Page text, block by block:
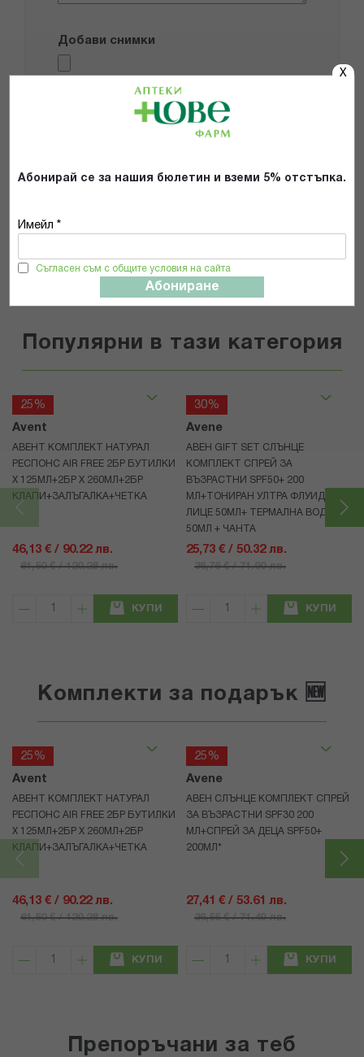
X
Абонирай се за нашия бюлетин и вземи 5% отстъпка.
Имейл *
Съгласен съм с общите условия на сайта
Абониране
Добави снимки
Препоръчвам продукта
Прочетох и се съгласявам с
Популярни в тази категория
25%
Avent
АВЕНТ КОМПЛЕКТ НАТУРАЛ
РЕСПОНС AIR FREE 2БР БУТИЛКИ
Х 125МЛ+2БР Х 260МЛ+2БР
КЛАПИ+ЗАЛЪГАЛКА+ЧЕТКА
46,13 € / 90.22 лв.
61,50 € / 120.28 лв.
КУПИ
30%
Avene
АВЕН GIFT SET СЛЪНЦЕ
КОМПЛЕКТ СПРЕЙ ЗА
ВЪЗРАСТНИ SPF50+ 200
МЛ+ТОНИРАН УЛТРА ФЛУИД ЗА
ЛИЦЕ 50МЛ+ ТЕРМАЛНА ВОДА
50МЛ + ЧАНТА
25,73 € / 50.32 лв.
36,76 € / 71.90 лв.
КУПИ
Комплекти за подарък 🆕
25%
Avent
АВЕНТ КОМПЛЕКТ НАТУРАЛ
РЕСПОНС AIR FREE 2БР БУТИЛКИ
Х 125МЛ+2БР Х 260МЛ+2БР
КЛАПИ+ЗАЛЪГАЛКА+ЧЕТКА
46,13 € / 90.22 лв.
61,50 € / 120.28 лв.
КУПИ
25%
Avene
АВЕН СЛЪНЦЕ КОМПЛЕКТ СПРЕЙ
ЗА ВЪЗРАСТНИ SPF30 200
МЛ+СПРЕЙ ЗА ДЕЦА SPF50+
200МЛ*
27,41 € / 53.61 лв.
36,55 € / 71.49 лв.
КУПИ
Препоръчани за теб